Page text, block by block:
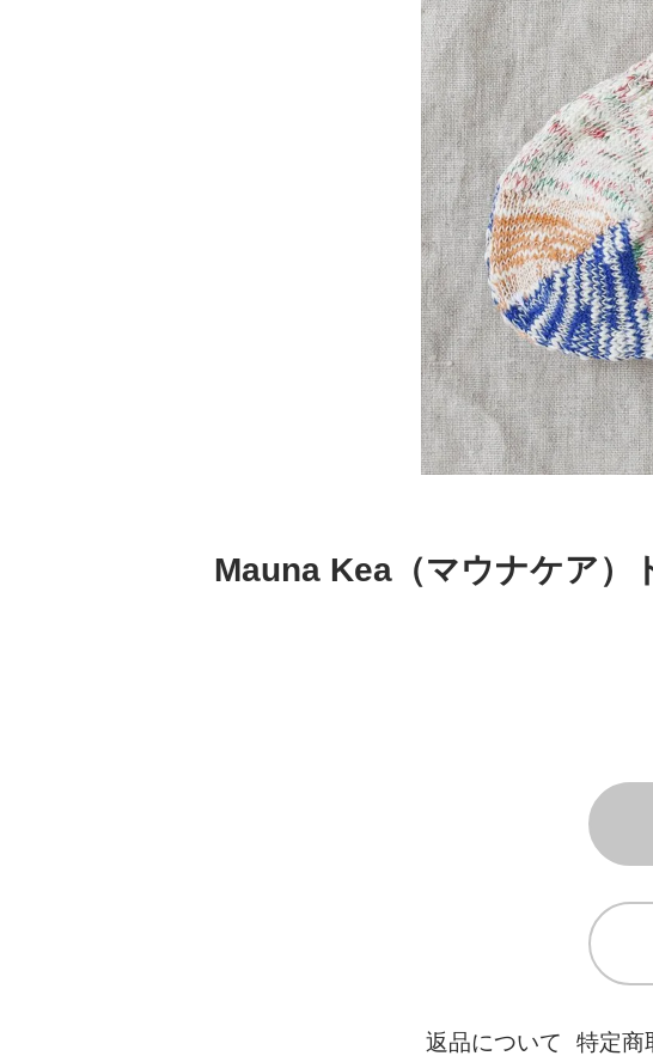
Mauna Kea（マウナケア）
返品について 特定商